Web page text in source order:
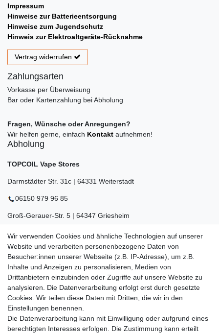
Impressum
Hinweise zur Batterieentsorgung
Hinweise zum Jugendschutz
Hinweis zur Elektroaltgeräte-Rücknahme
Vertrag widerrufen
Zahlungsarten
Vorkasse per Überweisung
Bar oder Kartenzahlung bei Abholung
Fragen, Wünsche oder Anregungen?
Wir helfen gerne, einfach Kontakt aufnehmen!
Abholung
TOPCOIL Vape Stores
Darmstädter Str. 31c | 64331 Weiterstadt
06150 979 96 85
Groß-Gerauer-Str. 5 | 64347 Griesheim
06155 834 88 58
Eberstädter Str. 21 | 64319 Pfungstadt
06157 984 88 55
Öffnungszeiten finden Sie hier: www.topcoil.de
E-MAIL **
Newsletter
Honig
Hiermit bestätige ich, dass ich dieDaten­schutz­erklärunggelesen habe.
Wir verwenden Cookies und ähnliche Technologien auf unserer
Website und verarbeiten personenbezogene Daten von
Besucher:innen unserer Webseite (z.B. IP-Adresse), um z.B.
Inhalte und Anzeigen zu personalisieren, Medien von
Drittanbietern einzubinden oder Zugriffe auf unsere Website zu
analysieren. Die Datenverarbeitung erfolgt erst durch gesetzte
Cookies. Wir teilen diese Daten mit Dritten, die wir in den
Einstellungen benennen.
Die Datenverarbeitung kann mit Einwilligung oder aufgrund eines
berechtigten Interesses erfolgen. Die Zustimmung kann erteilt